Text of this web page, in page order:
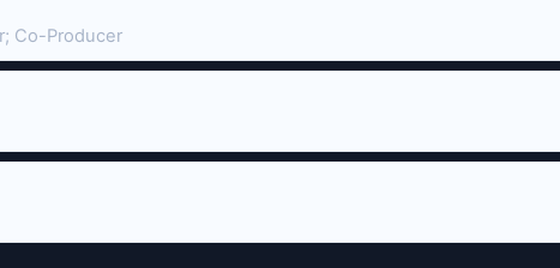
Co-Producer